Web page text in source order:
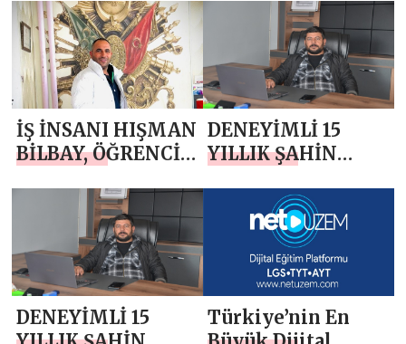
MESAJI
ADRESİ AYYILDIZ
ÖĞRENCİ
TAŞIMACILIK
İŞ İNSANI HIŞMAN
BİLBAY, ÖĞRENCİ
ADRESİ AYYILDIZ
ÖĞRENCİ
TAŞIMACILIK
DENEYİMLİ 15
YILLIK ŞAHİN
ÇALIŞMALARINA
DEVAM EDİYOR
DENEYİMLİ 15
Türkiye’nin En